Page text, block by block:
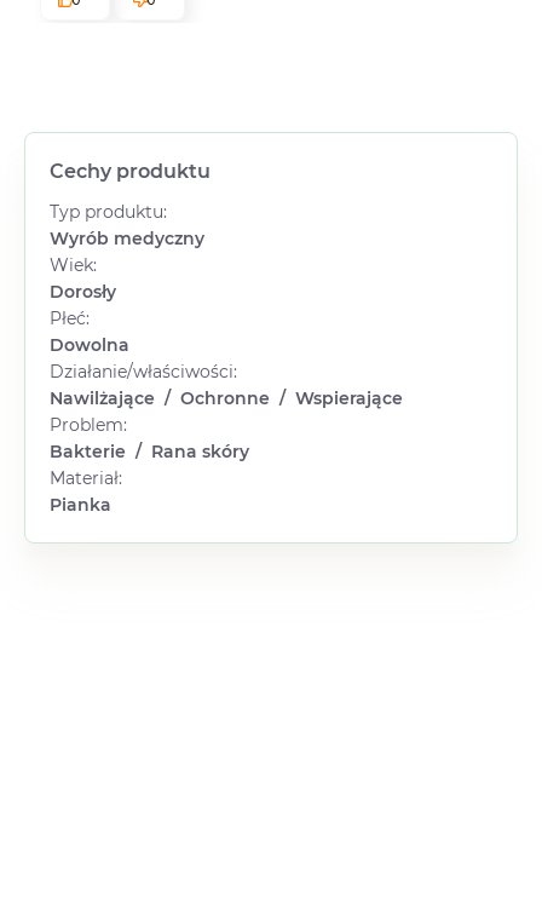
Cechy produktu
Typ produktu:
Wyrób medyczny
Wiek:
Dorosły
Płeć:
Dowolna
Działanie/właściwości:
Nawilżające / Ochronne / Wspierające
Problem:
Bakterie / Rana skóry
Materiał:
Pianka